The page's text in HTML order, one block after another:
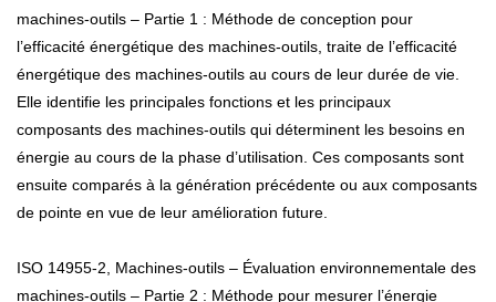
machines-outils – Partie 1 : Méthode de conception pour
l’efficacité énergétique des machines-outils, traite de l’efficacité
énergétique des machines-outils au cours de leur durée de vie.
Elle identifie les principales fonctions et les principaux
composants des machines-outils qui déterminent les besoins en
énergie au cours de la phase d’utilisation. Ces composants sont
ensuite comparés à la génération précédente ou aux composants
de pointe en vue de leur amélioration future.
ISO 14955-2, Machines-outils – Évaluation environnementale des
machines-outils – Partie 2 : Méthode pour mesurer l’énergie